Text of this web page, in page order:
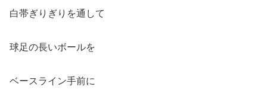
白帯ぎりぎりを通して
球足の長いボールを
ベースライン手前に